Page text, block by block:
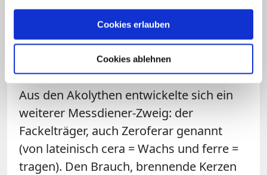
Cookies erlauben
Cookies ablehnen
1965). Seit den 1970er-Jahren
übernahmen deshalb auch Mädchen den
Ministranten-Dienst; heute sind sie
vielerorts sogar in der Überzahl.
Aus den Akolythen entwickelte sich ein
weiterer Messdiener-Zweig: der
Fackelträger, auch Zeroferar genannt
(von lateinisch cera = Wachs und ferre =
tragen). Den Brauch, brennende Kerzen